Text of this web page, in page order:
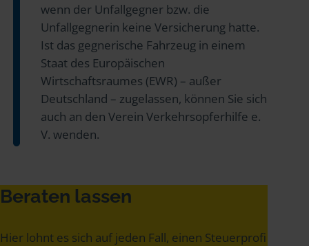
wenn der Unfallgegner bzw. die
Unfallgegnerin keine Versicherung hatte.
Ist das gegnerische Fahrzeug in einem
Staat des Europäischen
Wirtschaftsraumes (EWR) – außer
Deutschland – zugelassen, können Sie sich
auch an den Verein Verkehrsopferhilfe e.
V. wenden.
Beraten lassen
Hier lohnt es sich auf jeden Fall, einen Steuerprofi